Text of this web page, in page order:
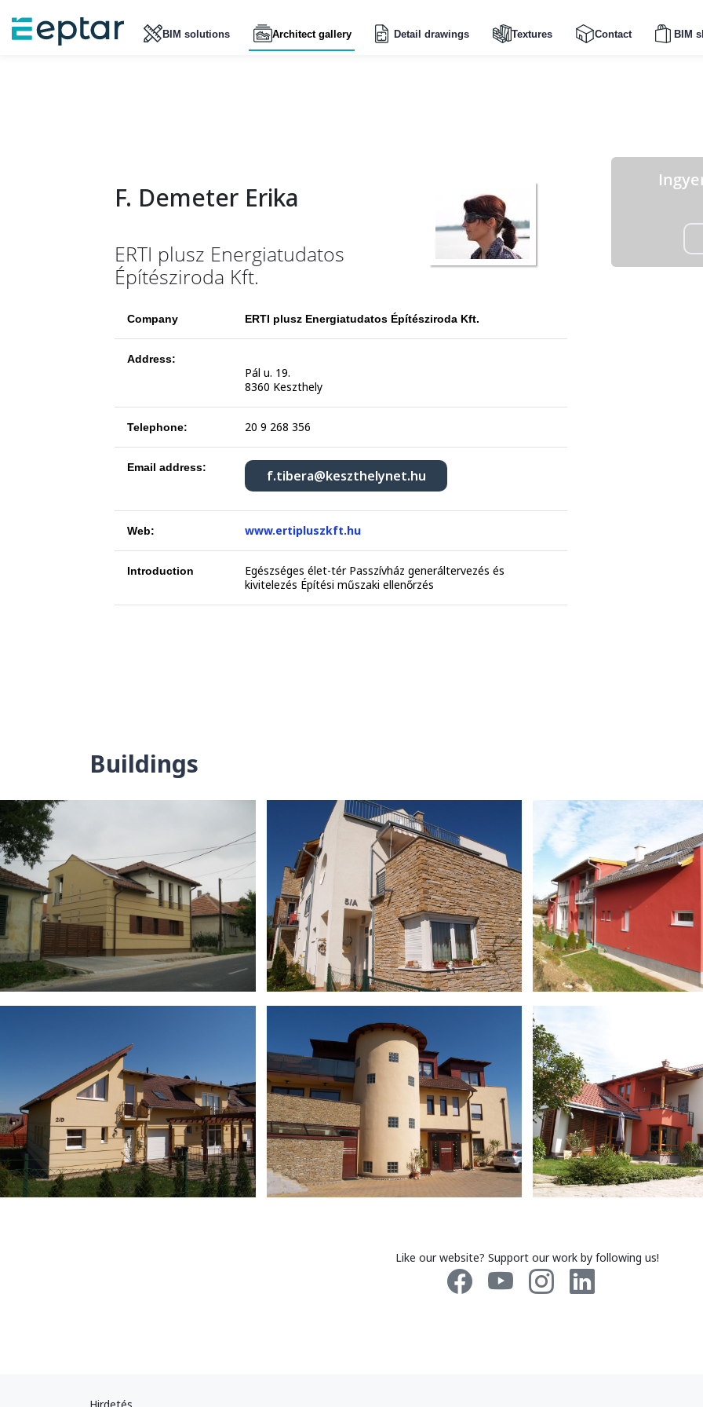
BIM solutions Architect gallery Detail drawings Textures Contact BIM
F. Demeter Erika
ERTI plusz Energiatudatos
Építésziroda Kft.
Company ERTI plusz Energiatudatos Építésziroda Kft.
Address:
Pál u. 19.
8360 Keszthely
Telephone: 20 9 268 356
Email address: f.tibera@keszthelynet.hu
Web: www.ertipluszkft.hu
Introduction
Egészséges élet-tér Passzívház generáltervezés és
kivitelezés Építési műszaki ellenőrzés
Buildings
Like our website? Support our work by following us!